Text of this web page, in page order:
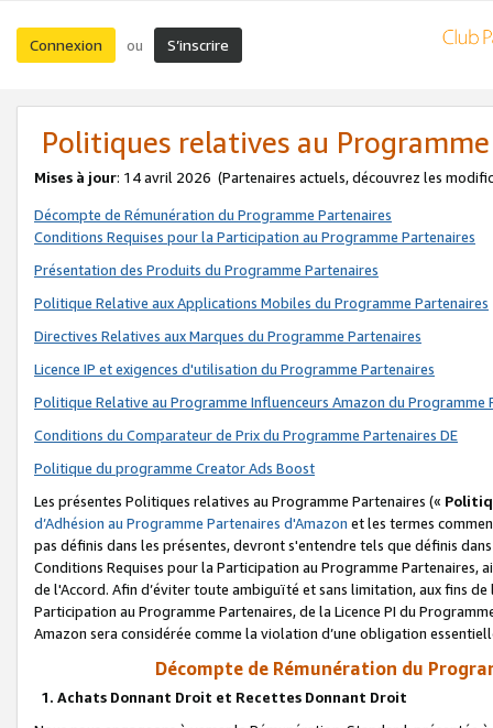
Connexion ou S’inscrire
Politiques relatives au
Mises à jour: 14 avril 2026 (Partenaires actuels, découvrez les
Décompte de Rémunération du Programme Partenaires
Conditions Requises pour la Participation au Programme Partenaires
Présentation des Produits du Programme Partenaires
Politique Relative aux Applications Mobiles du Programme Partenaires
Directives Relatives aux Marques du Programme Partenaires
Licence IP et exigences d'utilisation du Programme Partenaires
Politique Relative au Programme Influenceurs Amazon du Programme
Conditions du Comparateur de Prix du Programme Partenaires DE
Politique du programme Creator Ads Boost
Les présentes Politiques relatives au Programme Partenaires («
d’Adhésion au Programme Partenaires d'Amazon et les termes
pas définis dans les présentes, devront s'entendre tels que définis
Conditions Requises pour la Participation au Programme Partenaires,
de l'Accord. Afin d’éviter toute ambiguïté et sans limitation, aux fins
Participation au Programme Partenaires, de la Licence PI du
Amazon sera considérée comme la violation d’une obligation
Décompte de Rémunération du
1. Achats Donnant Droit et Recettes Donnant Droit